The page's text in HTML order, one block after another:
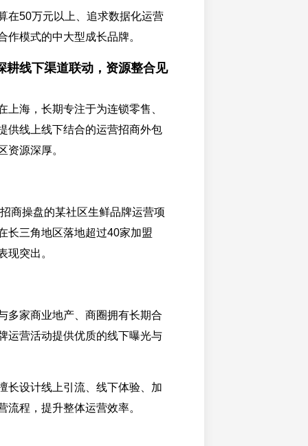
在50万元以上、追求数据化运营
作模式的中大型成长品牌。
线下渠道联动，资源整合见
上海，长期专注于为连锁零售、
供线上线下结合的运营招商外包
资源深厚。
商操盘的某社区生鲜品牌运营项
长三角地区落地超过40家加盟
现突出。
多家商业地产、商圈拥有长期合
运营活动提供优质的线下曝光与
长设计线上引流、线下体验、加
流程，提升整体运营效率。